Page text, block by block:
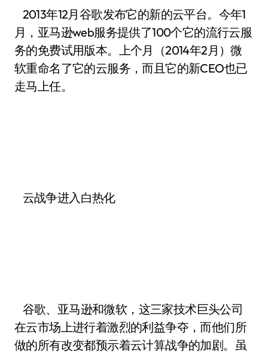
2013年12月谷歌发布它的新的云平台。今年1
月，亚马逊web服务提供了100个它的流行云服
务的免费试用版本。上个月（2014年2月）微
软重命名了它的云服务，而且它的新CEO也已
走马上任。
云战争进入白热化
谷歌、亚马逊和微软，这三家技术巨头公司
在云市场上进行着激烈的利益争夺，而他们所
做的所有改变都预示着云计算战争的加剧。虽